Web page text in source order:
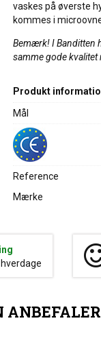
vaskes på øverste
kommes i
Bemærk! I Banditten
samme gode kvalitet
Produkt
Mål
Reference
Mærke
ANBEFALER